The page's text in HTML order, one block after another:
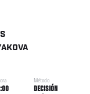
Método
DECISIÓN